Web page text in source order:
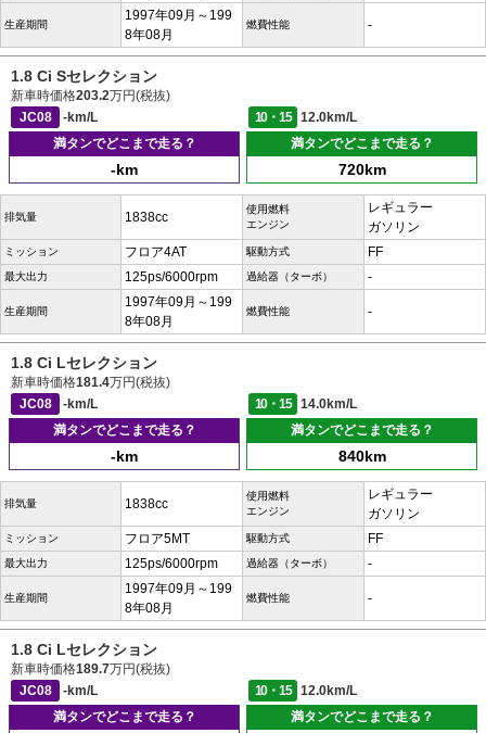
生産期間
1997年09月～199
8年08月
燃費性能 -
1.8 Ci Sセレクション
新車時価格203.2万円(税抜)
JC08
-km/L 10・15
12.0km/L
満タンでどこまで走る？
-km
満タンでどこまで走る？
720km
排気量 1838cc
使用燃料
エンジン
レギュラー
ガソリン
ミッション フロア4AT 駆動方式 FF
最大出力 125ps/6000rpm 過給器（ターボ） -
生産期間
1997年09月～199
8年08月
燃費性能 -
1.8 Ci Lセレクション
新車時価格181.4万円(税抜)
JC08
-km/L 10・15
14.0km/L
満タンでどこまで走る？
-km
満タンでどこまで走る？
840km
排気量 1838cc
使用燃料
エンジン
レギュラー
ガソリン
ミッション フロア5MT 駆動方式 FF
最大出力 125ps/6000rpm 過給器（ターボ） -
生産期間
1997年09月～199
8年08月
燃費性能 -
1.8 Ci Lセレクション
新車時価格189.7万円(税抜)
JC08
-km/L 10・15
12.0km/L
満タンでどこまで走る？
満タンでどこまで走る？